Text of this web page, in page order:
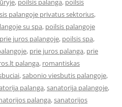
, poilsis palanga, poilsis
palangoje privatus sektorius,
su spa, poilsis palangoje
juros palangoje, poilsis spa,
, prie juros palanga, prie
palanga, romantiskas
,sabonio viesbutis palangoje,
palanga,sanatorija palangoje,
palanga,sanatorijos